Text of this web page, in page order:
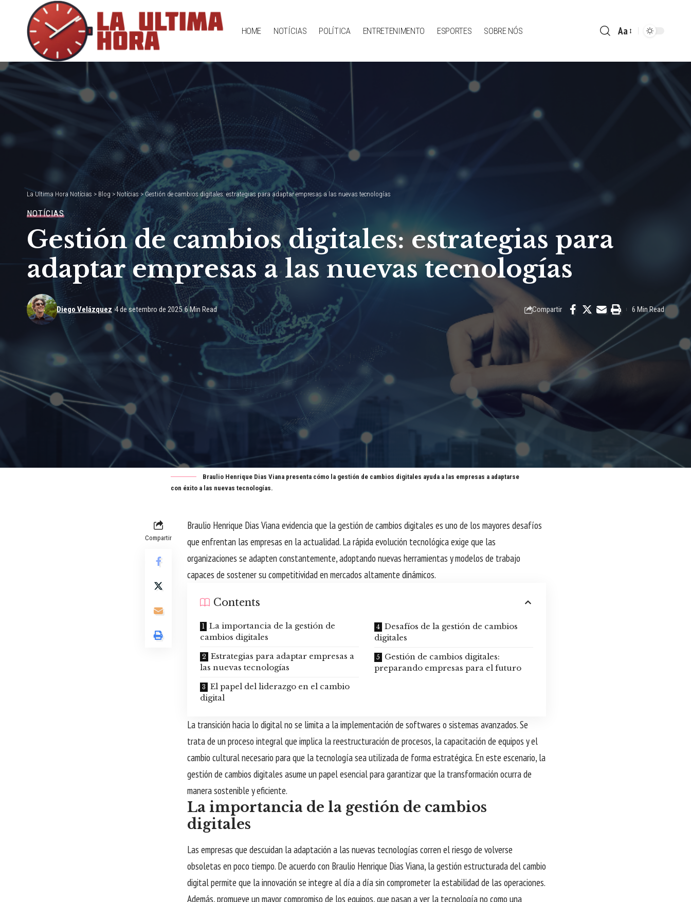
HOME NOTÍCIAS POLÍTICA ENTRETENIMENTO ESPORTES SOBRE NÓS
Font
Aa
La Ultima Hora Notícias > Blog>Notícias >Gestión de cambios digitales: estrategias para adaptar empresas a las nuevas tecnologías
NOTÍCIAS
Gestión de cambios digitales: estrategias para
adaptar empresas a las nuevas tecnologías
Diego Velázquez 4 de setembro de 2025 6 Min Read Compartir 6 Min Read
Braulio Henrique Dias Viana presenta cómo la gestión de cambios digitales ayuda a las empresas a adaptarse
con éxito a las nuevas tecnologías.
Compartir
Braulio Henrique Dias Viana evidencia que la gestión de cambios digitales es uno de los mayores desafíos
que enfrentan las empresas en la actualidad. La rápida evolución tecnológica exige que las
organizaciones se adapten constantemente, adoptando nuevas herramientas y modelos de trabajo
capaces de sostener su competitividad en mercados altamente dinámicos.
Contents
La importancia de la gestión de
cambios digitales
Estrategias para adaptar empresas a
las nuevas tecnologías
El papel del liderazgo en el cambio
digital
Desafíos de la gestión de cambios
digitales
Gestión de cambios digitales:
preparando empresas para el futuro
La transición hacia lo digital no se limita a la implementación de softwares o sistemas avanzados. Se
trata de un proceso integral que implica la reestructuración de procesos, la capacitación de equipos y el
cambio cultural necesario para que la tecnología sea utilizada de forma estratégica. En este escenario, la
gestión de cambios digitales asume un papel esencial para garantizar que la transformación ocurra de
manera sostenible y eficiente.
La importancia de la gestión de cambios
digitales
Las empresas que descuidan la adaptación a las nuevas tecnologías corren el riesgo de volverse
obsoletas en poco tiempo. De acuerdo con Braulio Henrique Dias Viana, la gestión estructurada del cambio
digital permite que la innovación se integre al día a día sin comprometer la estabilidad de las operaciones.
Además, promueve un mayor compromiso de los equipos, que pasan a ver la tecnología no como una